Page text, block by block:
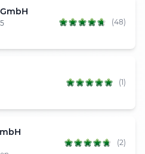
(48)
(1)
(2)